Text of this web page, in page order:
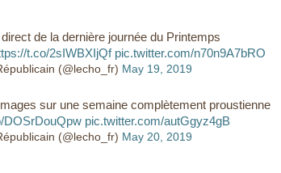
de la dernière journée du Printemps
t.co/2sIWBXIjQf pic.twitter.com/n70n9A7bRO
(@lecho_fr) May 19, 2019
sur une semaine complètement proustienne
DOSrDouQpw pic.twitter.com/autGgyz4gB
(@lecho_fr) May 20, 2019